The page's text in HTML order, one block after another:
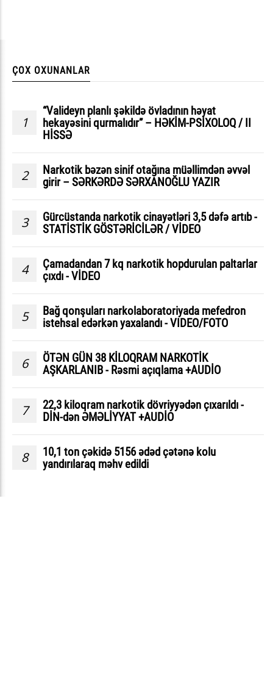
ÇOX OXUNANLAR
1
“Valideyn planlı şəkildə övladının həyat
hekayəsini qurmalıdır” – HƏKİM-PSİXOLOQ / II
HİSSƏ
2
Narkotik bəzən sinif otağına müəllimdən əvvəl
girir – SƏRKƏRDƏ SƏRXANOĞLU YAZIR
3
Gürcüstanda narkotik cinayətləri 3,5 dəfə artıb -
STATİSTİK GÖSTƏRİCİLƏR / VİDEO
4
Çamadandan 7 kq narkotik hopdurulan paltarlar
çıxdı - VİDEO
5
Bağ qonşuları narkolaboratoriyada mefedron
istehsal edərkən yaxalandı - VIDEO/FOTO
6
ÖTƏN GÜN 38 KİLOQRAM NARKOTİK
AŞKARLANIB - Rəsmi açıqlama +AUDİO
7
22,3 kiloqram narkotik dövriyyədən çıxarıldı -
DİN-dən ƏMƏLİYYAT +AUDİO
8
10,1 ton çəkidə 5156 ədəd çətənə kolu
yandırılaraq məhv edildi